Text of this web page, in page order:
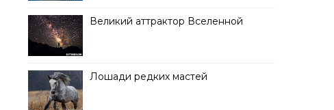
Великий аттрактор Вселенной
Лошади редких мастей